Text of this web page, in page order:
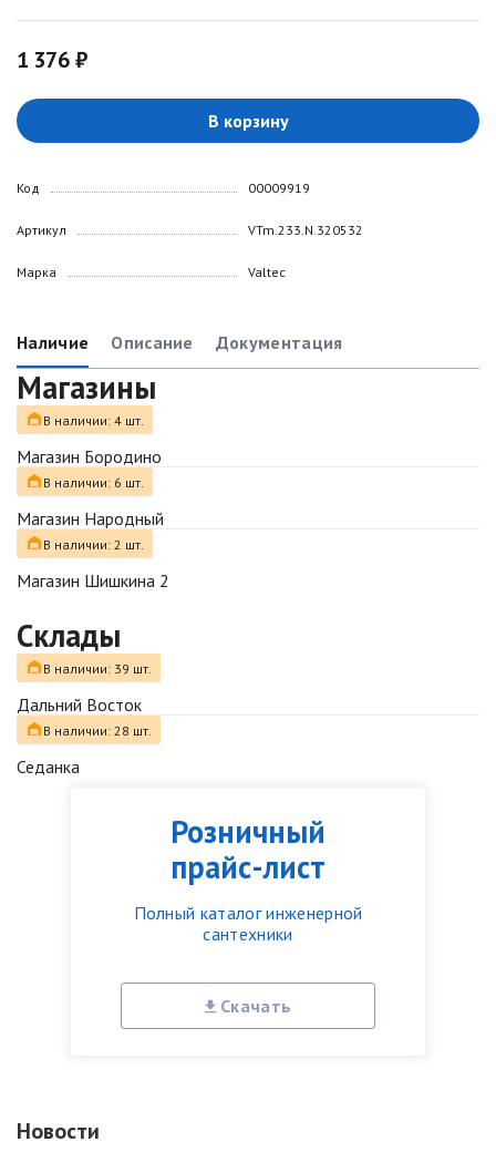
Розничный
прайс-лист
Полный каталог инженерной
сантехники
Скачать
Новости
1 376 ₽
В корзину
Код
Артикул
Марка
00009919
VTm.233.N.320532
Valtec
Наличие Описание Документация
Магазины
В наличии: 4 шт.
Магазин Бородино
В наличии: 6 шт.
Магазин Народный
В наличии: 2 шт.
Магазин Шишкина 2
Склады
В наличии: 39 шт.
Дальний Восток
В наличии: 28 шт.
Седанка